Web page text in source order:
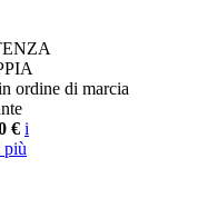
ordine di marcia
€ i
più